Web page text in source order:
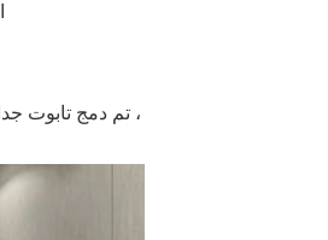
تم دمج تابوت جدار الباب ، لا يمكن فقط ترتيبها من جديد لترتيب الأبعاد ، دع المشهد المنزلي يحصل على استخدام أكبر للتغيير ،